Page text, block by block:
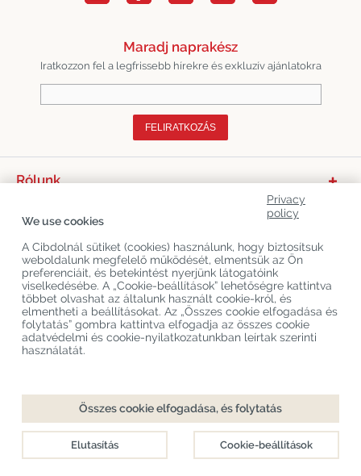
Maradj naprakész
Iratkozzon fel a legfrissebb hírekre és exkluzív ajánlatokra
FELIRATKOZÁS
Rólunk
Legújabb CBD Blogok
Privacy
policy
We use cookies
A Cibdolnál sütiket (cookies) használunk, hogy biztosítsuk
weboldalunk megfelelő működését, elmentsük az Ön
preferenciáit, és betekintést nyerjünk látogatóink
viselkedésébe. A „Cookie-beállítások” lehetőségre kattintva
többet olvashat az általunk használt cookie-król, és
elmentheti a beállításokat. Az „Összes cookie elfogadása és
folytatás” gombra kattintva elfogadja az összes cookie
adatvédelmi és cookie-nyilatkozatunkban leírtak szerinti
használatát.
Összes cookie elfogadása, és folytatás
Elutasítás Cookie-beállítások
Copyright©CibdolLast updated 10-08-2026
Cibdol bv, Handelsweg 1a, 5492NL Sint-Oedenrode, the Netherlands
KvK: 76495035 VAT: NL860644923B01